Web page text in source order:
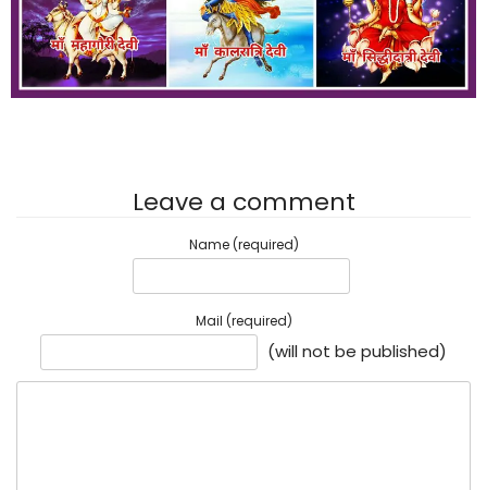
Leave a comment
Name (required)
Mail (required)
(will not be published)